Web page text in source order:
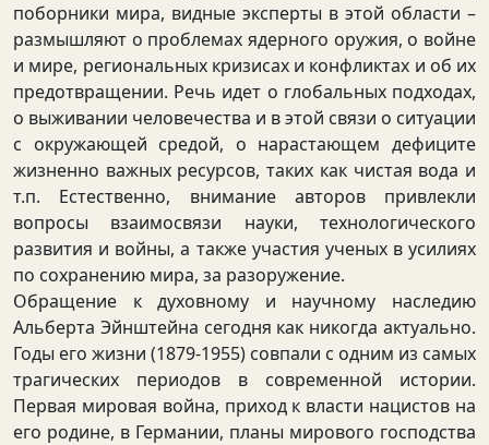
поборники мира, видные эксперты в этой области –
размышляют о проблемах ядерного оружия, о войне
и мире, региональных кризисах и конфликтах и об их
предотвращении. Речь идет о глобальных подходах,
о выживании человечества и в этой связи о ситуации
с окружающей средой, о нарастающем дефиците
жизненно важных ресурсов, таких как чистая вода и
т.п. Естественно, внимание авторов привлекли
вопросы взаимосвязи науки, технологического
развития и войны, а также участия ученых в усилиях
по сохранению мира, за разоружение.
Обращение к духовному и научному наследию
Альберта Эйнштейна сегодня как никогда актуально.
Годы его жизни (1879-1955) совпали с одним из самых
трагических периодов в современной истории.
Первая мировая война, приход к власти нацистов на
его родине, в Германии, планы мирового господства